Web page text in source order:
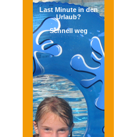
Last Minute in den
Urlaub?
Schnell weg